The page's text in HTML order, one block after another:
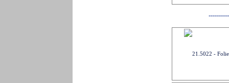
----------